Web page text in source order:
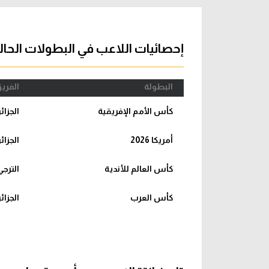
دوري إحصائيات اللاعب في البطولات
البطولة
كأس الأمم الإفريقية الجزائر
أمريكا 2026 الجزائر
كأس العالم للأندية
كأس العرب